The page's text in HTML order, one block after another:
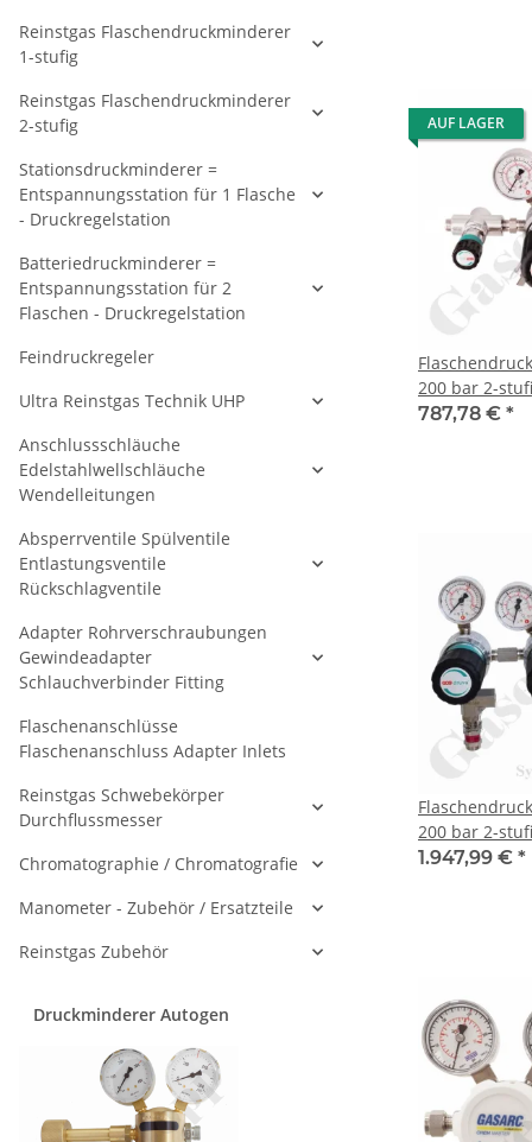
AUF LAGER
200 bar 2-
regelbar -
787,78 € *
200 bar 2-
regelbar -
1.947,99 € *
Reinstgas Flaschendruckminderer
1-stufig
Reinstgas Flaschendruckminderer
2-stufig
Stationsdruckminderer =
Entspannungsstation für 1 Flasche
- Druckregelstation
Batteriedruckminderer =
Entspannungsstation für 2
Flaschen - Druckregelstation
Feindruckregeler
Ultra Reinstgas Technik UHP
Anschlussschläuche
Edelstahlwellschläuche
Wendelleitungen
Absperrventile Spülventile
Entlastungsventile
Rückschlagventile
Adapter Rohrverschraubungen
Gewindeadapter
Schlauchverbinder Fitting
Flaschenanschlüsse
Flaschenanschluss Adapter Inlets
Reinstgas Schwebekörper
Durchflussmesser
Chromatographie / Chromatografie
Manometer - Zubehör / Ersatzteile
Reinstgas Zubehör
Druckminderer Autogen